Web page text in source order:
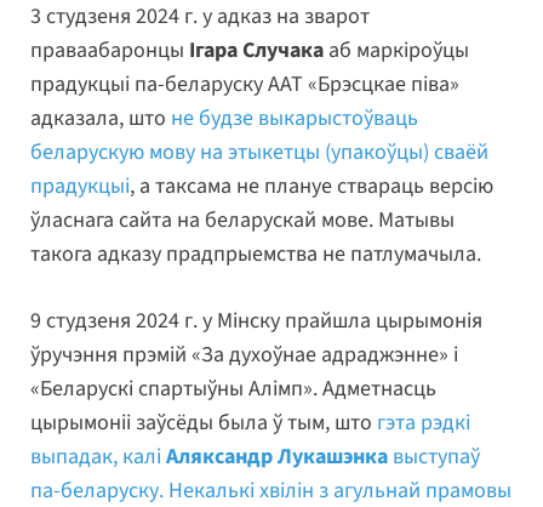
3 студзеня 2024 г. у адказ на зварот
праваабаронцы Ігара Случака аб маркіроўцы
прадукцыі па-беларуску ААТ «Брэсцкае піва»
адказала, што не будзе выкарыстоўваць
беларускую мову на этыкетцы (упакоўцы) сваёй
прадукцыі, а таксама не плануе ствараць версію
ўласнага сайта на беларускай мове. Матывы
такога адказу прадпрыемства не патлумачыла.
9 студзеня 2024 г. у Мінску прайшла цырымонія
ўручэння прэмій «За духоўнае адраджэнне» і
«Беларускі спартыўны Алімп». Адметнасць
цырымоніі заўсёды была ў тым, што гэта рэдкі
выпадак, каліАляксандр Лукашэнка выступаў
па-беларуску. Некалькі хвілін з агульнай прамовы